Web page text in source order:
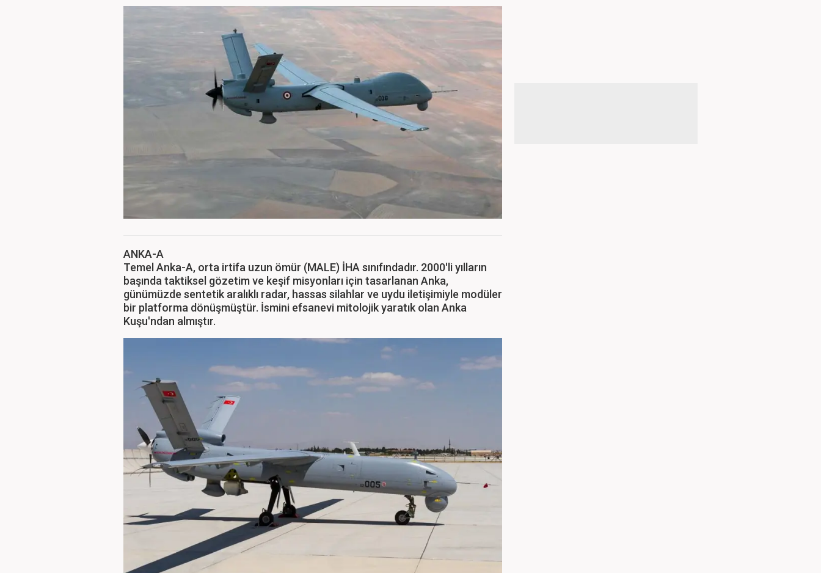
ANKA-A
Temel Anka-A, orta irtifa uzun ömür (MALE) İHA sınıfındadır. 2000'li yılların
başında taktiksel gözetim ve keşif misyonları için tasarlanan Anka,
günümüzde sentetik aralıklı radar, hassas silahlar ve uydu iletişimiyle modüler
bir platforma dönüşmüştür. İsmini efsanevi mitolojik yaratık olan Anka
Kuşu'ndan almıştır.